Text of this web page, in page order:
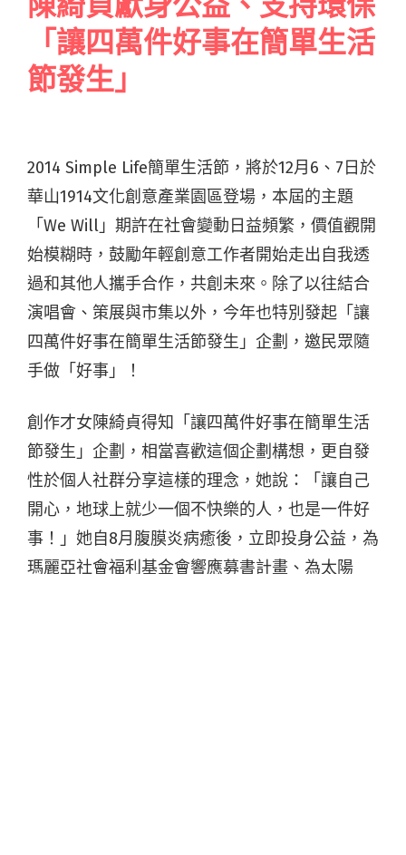
「讓四萬件好事在簡單生活
節發生」
2014 Simple Life簡單生活節，將於12月6、7日於
華山1914文化創意產業園區登場，本屆的主題
「We Will」期許在社會變動日益頻繁，價值觀開
始模糊時，鼓勵年輕創意工作者開始走出自我透
過和其他人攜手合作，共創未來。除了以往結合
演唱會、策展與市集以外，今年也特別發起「讓
四萬件好事在簡單生活節發生」企劃，邀民眾隨
手做「好事」！
創作才女陳綺貞得知「讓四萬件好事在簡單生活
節發生」企劃，相當喜歡這個企劃構想，更自發
性於個人社群分享這樣的理念，她說：「讓自己
開心，地球上就少一個不快樂的人，也是一件好
事！」她自8月腹膜炎病癒後，立即投身公益，為
瑪麗亞社會福利基金會響應募書計畫、為太陽